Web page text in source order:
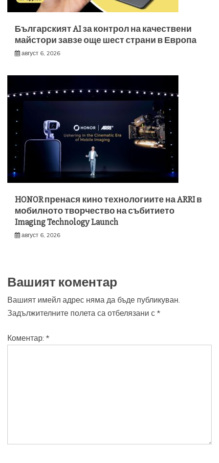
Българският AI за контрол на качествени
майстори завзе още шест страни в Европа
август 6, 2026
HONOR пренася кино технологиите на ARRI в
мобилното творчество на събитието
Imaging Technology Launch
август 6, 2026
Вашият коментар
Вашият имейл адрес няма да бъде публикуван.
Задължителните полета са отбелязани с *
Коментар: *